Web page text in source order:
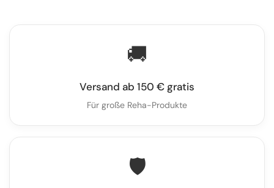
🚚
Versand ab 150 € gratis
Für große Reha-Produkte
🛡️